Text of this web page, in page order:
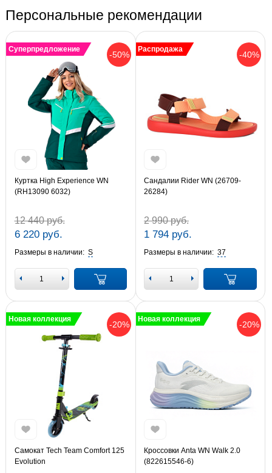
Персональные рекомендации
-50%
Суперпредложение
Куртка High Experience WN
(RH13090 6032)
12 440 руб.
6 220 руб.
Размеры в наличии: S
-40%
Распродажа
Сандалии Rider WN (26709-
26284)
2 990 руб.
1 794 руб.
Размеры в наличии: 37
-20%
Новая коллекция
Самокат Tech Team Comfort 125
Evolution
-20%
Новая коллекция
Кроссовки Anta WN Walk 2.0
(822615546-6)